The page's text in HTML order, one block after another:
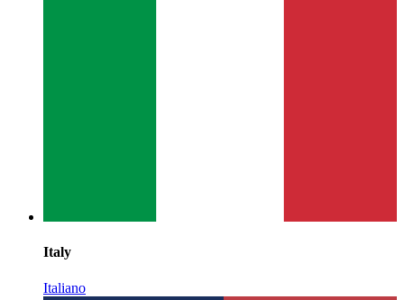
Italy
Italiano